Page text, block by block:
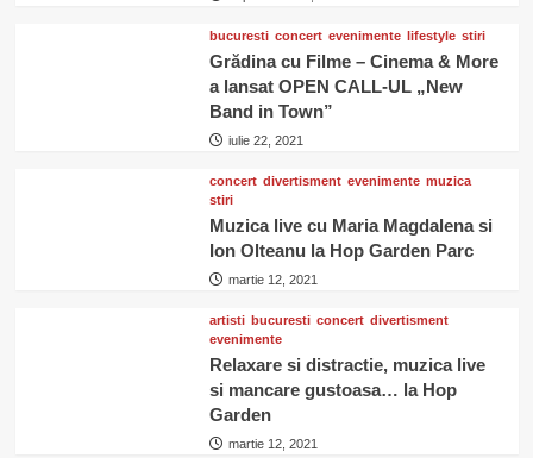
bucuresti concert evenimente lifestyle stiri
Grădina cu Filme – Cinema & More
a lansat OPEN CALL-UL „New
Band in Town”
iulie 22, 2021
concert divertisment evenimente muzica
stiri
Muzica live cu Maria Magdalena si
Ion Olteanu la Hop Garden Parc
martie 12, 2021
artisti bucuresti concert divertisment
evenimente
Relaxare si distractie, muzica live
si mancare gustoasa… la Hop
Garden
martie 12, 2021